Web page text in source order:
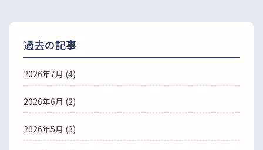
過去の記事
2026年7月 (4)
2026年6月 (2)
2026年5月 (3)